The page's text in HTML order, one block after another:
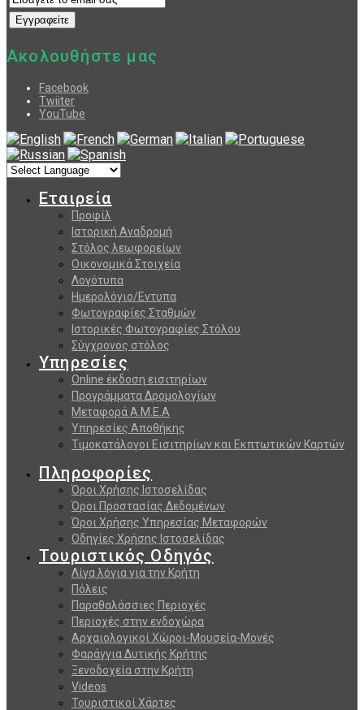
Ακολουθήστε μας
Facebook
Twiiter
YouTube
Εταιρεία
Προφίλ
Ιστορική Αναδρομή
Στόλος λεωφορείων
Οικονομικά Στοιχεία
Λογότυπα
Ημερολόγιο/Εντυπα
Φωτογραφίες Σταθμών
Ιστορικές Φωτογραφίες Στόλου
Σύγχρονος στόλος
Υπηρεσίες
Online έκδοση εισιτηρίων
Προγράμματα Δρομολογίων
Μεταφορά Α.Μ.Ε.Α
Υπηρεσίες Αποθήκης
Τιμοκατάλογοι Εισιτηρίων και Εκπτωτικών Καρτών
Πληροφορίες
Όροι Χρήσης Ιστοσελίδας
Όροι Προστασίας Δεδομένων
Όροι Χρήσης Υπηρεσίας Μεταφορών
Οδηγίες Χρήσης Ιστοσελίδας
Τουριστικός Οδηγός
Λίγα λόγια για την Κρήτη
Πόλεις
Παραθαλάσσιες Περιοχές
Περιοχές στην ενδοχώρα
Αρχαιολογικοί Χώροι-Μουσεία-Μονές
Φαράγγια Δυτικής Κρήτης
Ξενοδοχεία στην Κρήτη
Videos
Τουριστικοί Χάρτες